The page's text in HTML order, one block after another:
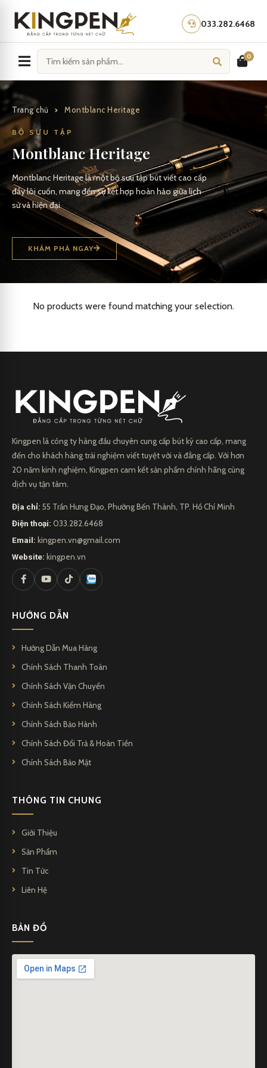
content
033.282.6468
0
Trang chủ Montblanc Heritage
BỘ SƯU TẬP
Montblanc Heritage
Montblanc Heritage là một bộ sưu tập bút viết cao cấp
đầy lôi cuốn, mang đến sự kết hợp hoàn hảo giữa lịch
sử và hiện đại.
KHÁM PHÁ NGAY
No products were found matching your selection.
Kingpen là công ty hàng đầu chuyên cung cấp bút ký cao cấp, mang
đến cho khách hàng trải nghiệm viết tuyệt vời và đẳng cấp. Với hơn
20 năm kinh nghiệm, Kingpen cam kết sản phẩm chính hãng cùng
dịch vụ tận tâm.
Địa chỉ: 55 Trần Hưng Đạo, Phường Bến Thành, TP. Hồ Chí Minh
Điện thoại: 033.282.6468
Email: kingpen.vn@gmail.com
Website: kingpen.vn
HƯỚNG DẪN
Hướng Dẫn Mua Hàng
Chính Sách Thanh Toán
Chính Sách Vận Chuyển
Chính Sách Kiểm Hàng
Chính Sách Bảo Hành
Chính Sách Đổi Trả & Hoàn Tiền
Chính Sách Bảo Mật
THÔNG TIN CHUNG
Giới Thiệu
Sản Phẩm
Tin Tức
Liên Hệ
BẢN ĐỒ